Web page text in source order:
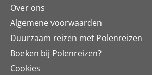
Over ons
Algemene voorwaarden
Duurzaam reizen met Polenreizen
Boeken bij Polenreizen?
Cookies